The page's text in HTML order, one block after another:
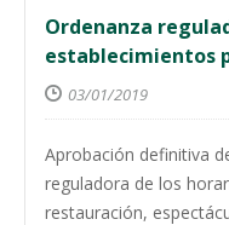
Ordenanza
establecimientos
03/01/2019
Aprobación definitiva
reguladora de los
restauración,